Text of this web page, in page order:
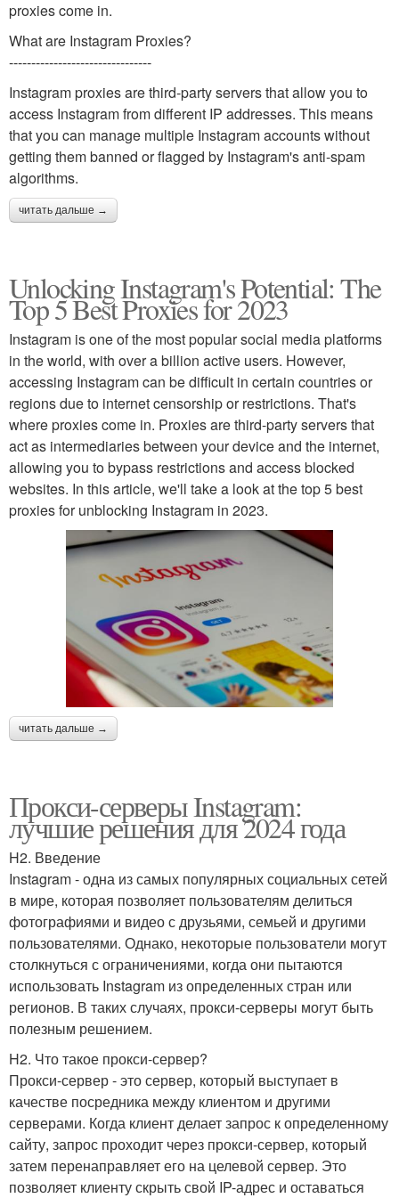
proxies come in.
What are Instagram Proxies?
--------------------------------
Instagram proxies are third-party servers that allow you to
access Instagram from different IP addresses. This means
that you can manage multiple Instagram accounts without
getting them banned or flagged by Instagram's anti-spam
algorithms.
читать дальше →
Unlocking Instagram's Potential: The
Top 5 Best Proxies for 2023
Instagram is one of the most popular social media platforms
in the world, with over a billion active users. However,
accessing Instagram can be difficult in certain countries or
regions due to internet censorship or restrictions. That's
where proxies come in. Proxies are third-party servers that
act as intermediaries between your device and the internet,
allowing you to bypass restrictions and access blocked
websites. In this article, we'll take a look at the top 5 best
proxies for unblocking Instagram in 2023.
читать дальше →
Прокси-серверы Instagram:
лучшие решения для 2024 года
H2. Введение
Instagram - одна из самых популярных социальных сетей
в мире, которая позволяет пользователям делиться
фотографиями и видео с друзьями, семьей и другими
пользователями. Однако, некоторые пользователи могут
столкнуться с ограничениями, когда они пытаются
использовать Instagram из определенных стран или
регионов. В таких случаях, прокси-серверы могут быть
полезным решением.
H2. Что такое прокси-сервер?
Прокси-сервер - это сервер, который выступает в
качестве посредника между клиентом и другими
серверами. Когда клиент делает запрос к определенному
сайту, запрос проходит через прокси-сервер, который
затем перенаправляет его на целевой сервер. Это
позволяет клиенту скрыть свой IP-адрес и оставаться